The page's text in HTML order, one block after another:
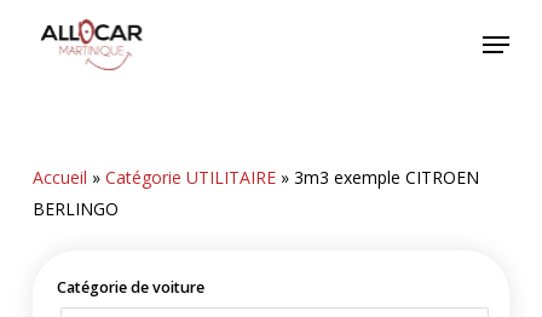
Menu
Accueil » Catégorie UTILITAIRE» 3m3 exemple CITROEN
BERLINGO
Catégorie de voiture